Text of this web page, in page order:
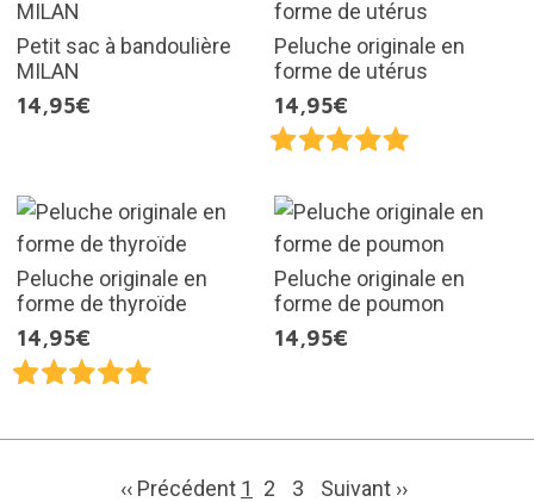
Petit sac à bandoulière
MILAN
14,95€
Peluche originale en
forme de utérus
14,95€
Peluche originale en
forme de thyroïde
14,95€
Peluche originale en
forme de poumon
14,95€
‹‹ Précédent 1 2 3 Suivant ››